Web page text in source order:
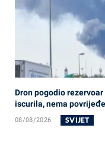
Dron pogodio
iscurila, nema
08/08/2026 SVIJET